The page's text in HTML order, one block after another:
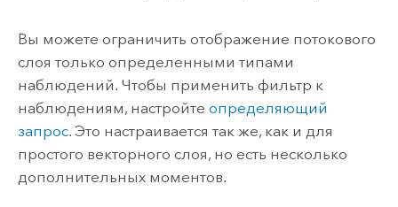
Вы можете ограничить отображение потокового
слоя только определенными типами
наблюдений. Чтобы применить фильтр к
наблюдениям, настройте определяющий
запрос. Это настраивается так же, как и для
простого векторного слоя, но есть несколько
дополнительных моментов.